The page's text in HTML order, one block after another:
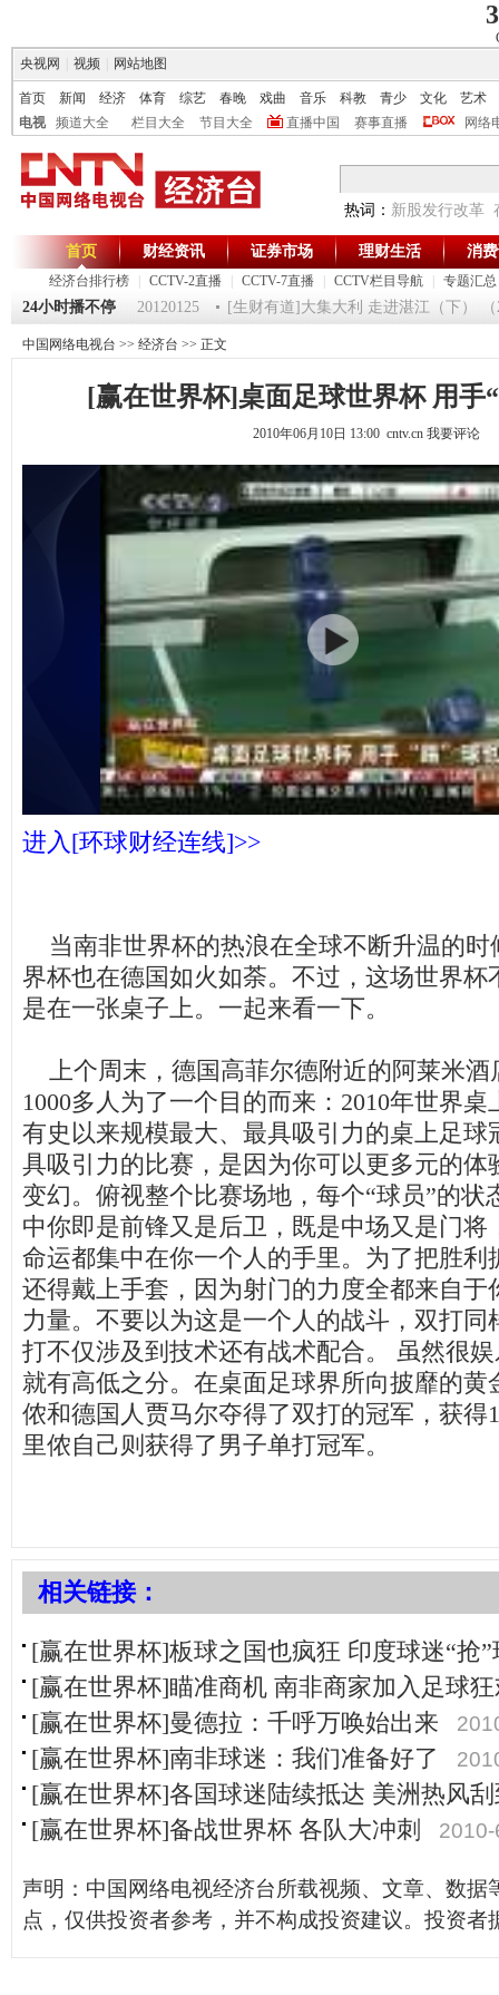
央视网
视频 网站地图
首页 新闻 经济 体育 综艺 春晚 戏曲 音乐 科教 青少 文化
艺术
电视
频道大全 栏目大全 节目大全 直播中国 赛事直播 网络
热词： 新股发行改革
首页
经济台排行榜 CCTV-2直播 CCTV-7直播 CCTV栏目导航 专题汇总
财经资讯 证券市场 理财生活 消
24小时播不停
《第一时间》 20120125 [生财有道]大集大利 走进湛江（下） （
中国网络电视台 >> 经济台 >> 正文
[赢在世界杯]桌面足球世界杯 用手
2010年06月10日 13:00 cntv.cn 我要评论
进入[环球财经连线]>>
当南非世界杯的热浪在全球不断升温的时
界杯也在德国如火如荼。不过，这场世界杯
是在一张桌子上。一起来看一下。
上个周末，德国高菲尔德附近的阿莱米酒
1000多人为了一个目的而来：2010年世界
有史以来规模最大、最具吸引力的桌上足球
具吸引力的比赛，是因为你可以更多元的体
变幻。俯视整个比赛场地，每个“球员”的状
中你即是前锋又是后卫，既是中场又是门将
命运都集中在你一个人的手里。为了把胜利
还得戴上手套，因为射门的力度全都来自于
力量。不要以为这是一个人的战斗，双打同
打不仅涉及到技术还有战术配合。 虽然很
就有高低之分。在桌面足球界所向披靡的黄
侬和德国人贾马尔夺得了双打的冠军，获得
里侬自己则获得了男子单打冠军。
相关链接：
[赢在世界杯]板球之国也疯狂 印度球迷“抢”
[赢在世界杯]瞄准商机 南非商家加入足球
[赢在世界杯]曼德拉：千呼万唤始出来
[赢在世界杯]南非球迷：我们准备好了
[赢在世界杯]各国球迷陆续抵达 美洲热风
[赢在世界杯]备战世界杯 各队大冲刺
声明：中国网络电视经济台所载视频、文章、数据
点，仅供投资者参考，并不构成投资建议。投资者